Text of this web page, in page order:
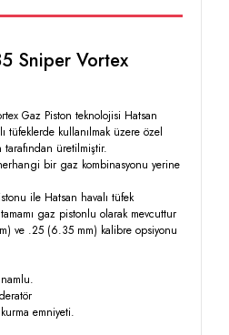
Sniper Vortex
Gaz Piston teknolojisi Hatsan
tüfeklerde kullanılmak üzere özel
üretilmiştir.
bir gaz kombinasyonu yerine
ile Hatsan havalı tüfek
gaz pistonlu olarak mevcuttur
ve .25 (6.35 mm) kalibre opsiyonu
emniyeti.